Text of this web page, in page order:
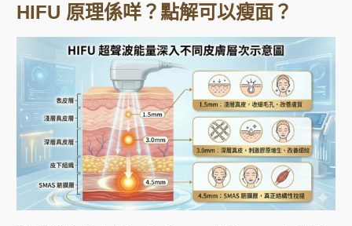
HIFU 原理係咩？點解可以瘦面？